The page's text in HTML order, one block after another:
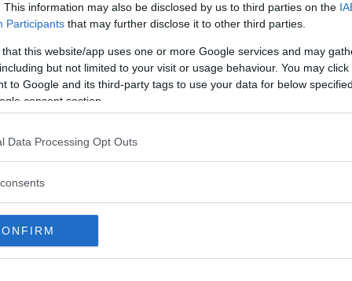
This information may also be disclosed by us to third parties on the
Participants that may further disclose it to other third parties.
that this website/app uses one or more Google services and may
but not limited to your visit or usage behaviour. You may
to Google and its third-party tags to use your data for below
consent section.
Data Processing Opt Outs
en unik litteraturstudie i fem delar skriven av
av Bertil Lindqvist – Kapitel 18
korrekt att förespråka vård framför straff. Då